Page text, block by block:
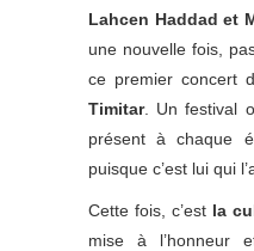
Lahcen Haddad et
une nouvelle fois,
ce premier concert
Timitar. Un festival
présent à chaque
puisque c’est lui qui
Cette fois, c’est la
mise à l’honneur